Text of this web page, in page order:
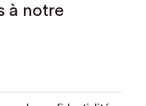
à notre